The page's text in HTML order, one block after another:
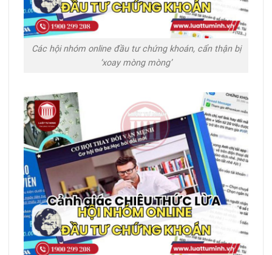
Các hội nhóm online đầu tư chứng khoán, cẩn thận bị
‘xoay mòng mòng’